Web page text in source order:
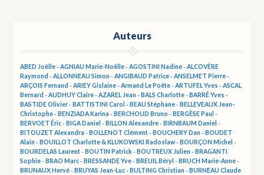
Auteurs
ABED Joëlle-AGNIAU Marie-Noëlle-AGOSTINI Nadine-ALCOVÈRE
Raymond -ALLONNEAU Simon -ANGIBAUD Patrice-ANSELMET Pierre-
ARÇOIS Fernand -ARIEY Gislaine-Armand Le Poête-ARTUFEL Yves -ASCAL
Bernard -AUDHUY Claire-AZAREL Jean - BALS Charlotte- BARRÉ Yves -
BASTIDE Olivier- BATTISTINI Carol - BEAU Stéphane- BELLEVEAUX Jean-
Christophe- BENZIADA Karina - BERCHOUD Bruno - BERGÈSE Paul -
BERVOET Éric- BIGA Daniel - BILLON Alexandre- BIRNBAUM Daniel -
BITOUZET Alexandra - BOLLENOT Clément- BOUCHERY Dan - BOUDET
Alain - BOUILLOT Charlotte & KLUKOWSKI Radoslaw- BOURÇON Michel -
BOURDELAS Laurent- BOUTIN Patrick- BOUTREUX Julien - BRAGANTI
Sophie- BRAO Marc- BRESSANDE Yve- BREUIL Béryl - BRUCH Marie-Anne-
BRUNAUX Hervé- BRUYAS Jean-Luc- BULTING Christian - BURNEAU Claude